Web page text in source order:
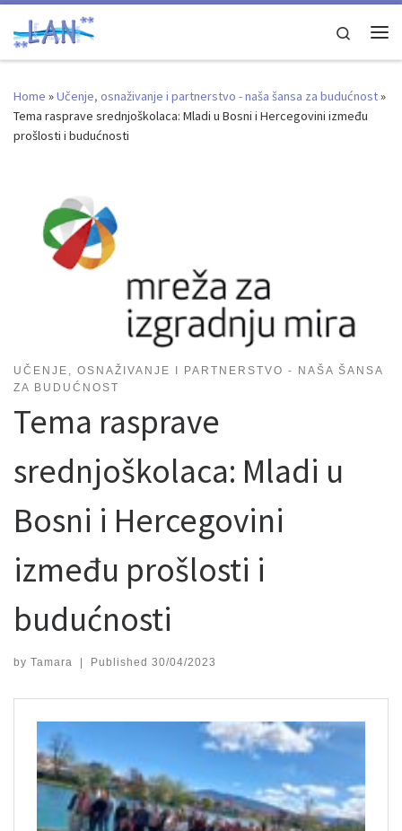
Skip to content
Search
Home »Učenje, osnaživanje i partnerstvo - naša šansa za budućnost»
Tema rasprave srednjoškolaca: Mladi u Bosni i Hercegovini između
prošlosti i budućnosti
UČENJE, OSNAŽIVANJE I PARTNERSTVO - NAŠA ŠANSA
ZA BUDUĆNOST
Tema rasprave
srednjoškolaca: Mladi u
Bosni i Hercegovini
između prošlosti i
budućnosti
by Tamara Published 30/04/2023